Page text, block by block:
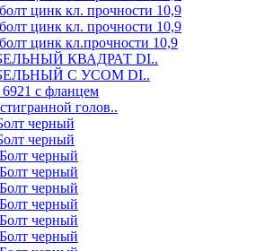
цинк кл. прочности 10,9
цинк кл. прочности 10,9
цинк кл.прочности 10,9
КВАДРАТ DI..
С УСОМ DI..
c фланцем
голов..
черный
черный
черный
черный
черный
черный
черный
черный